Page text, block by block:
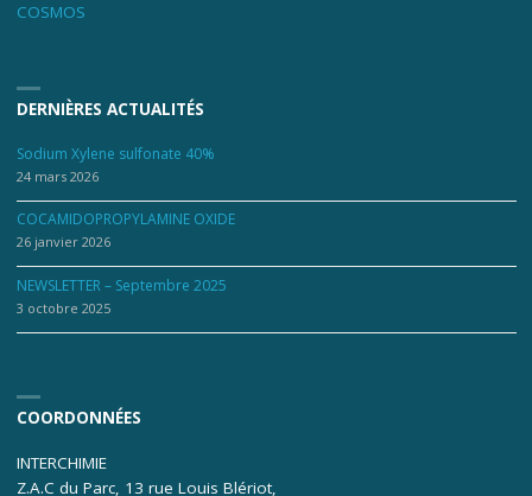
COSMOS
DERNIÈRES ACTUALITÉS
Sodium Xylene sulfonate 40%
24 mars 2026
COCAMIDOPROPYLAMINE OXIDE
26 janvier 2026
NEWSLETTER – Septembre 2025
3 octobre 2025
COORDONNÉES
INTERCHIMIE
Z.A.C du Parc, 13 rue Louis Blériot,